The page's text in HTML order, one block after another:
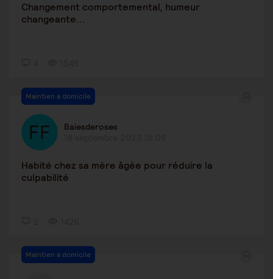
Changement comportemental, humeur
changeante...
Maintien à domicile
Baiesderoses
Habité chez sa mère âgée pour réduire la
culpabilité
Maintien à domicile